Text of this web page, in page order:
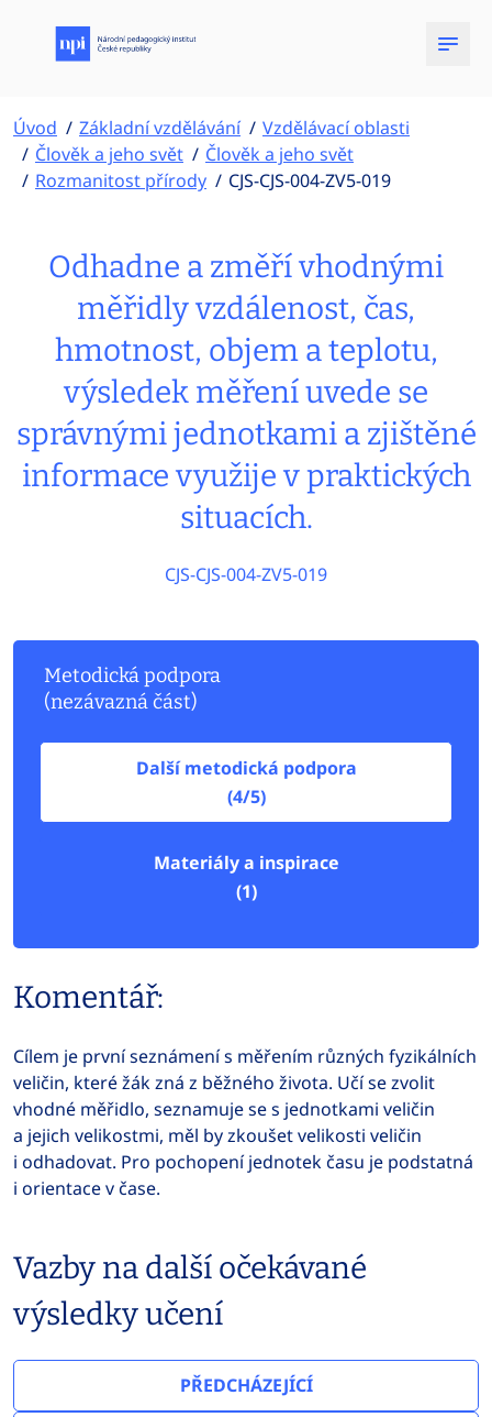
Úvod Základní vzdělávání
Vzdělávací oblasti
Člověk a jeho svět
Člověk a jeho svět
Rozmanitost přírody
CJS-CJS-004-ZV5-019
Odhadne a změří vhodnými
měřidly vzdálenost, čas,
hmotnost, objem a teplotu,
výsledek měření uvede se
správnými jednotkami a zjištěné
informace využije v praktických
situacích.
CJS-CJS-004-ZV5-019
Metodická podpora
(nezávazná část)
Další metodická podpora
(4/5)
Materiály a inspirace
(1)
Komentář:
Cílem je první seznámení s měřením různých fyzikálních
veličin, které žák zná z běžného života. Učí se zvolit
vhodné měřidlo, seznamuje se s jednotkami veličin
a jejich velikostmi, měl by zkoušet velikosti veličin
i odhadovat. Pro pochopení jednotek času je podstatná
i orientace v čase.
Vazby na další očekávané
výsledky učení
PŘEDCHÁZEJÍCÍ